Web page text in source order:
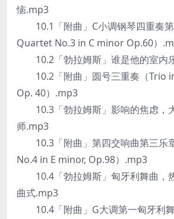
恼.mp3
10.1「附曲」C小调钢琴四重奏
Quartet No.3 in C minor Op.60）
10.2「勃拉姆斯」谁是他的室内
10.2「附曲」圆号三重奏（Trio
Op. 40）.mp3
10.3「勃拉姆斯」影响的焦虑，
师.mp3
10.3「附曲」第四交响曲第三乐
No.4 in E minor, Op.98）.mp3
10.4「勃拉姆斯」匈牙利舞曲，
曲式.mp3
10.4「附曲」G大调第一匈牙利